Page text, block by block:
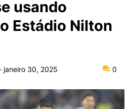
usando
Estádio Nilton
janeiro 30, 2025 0